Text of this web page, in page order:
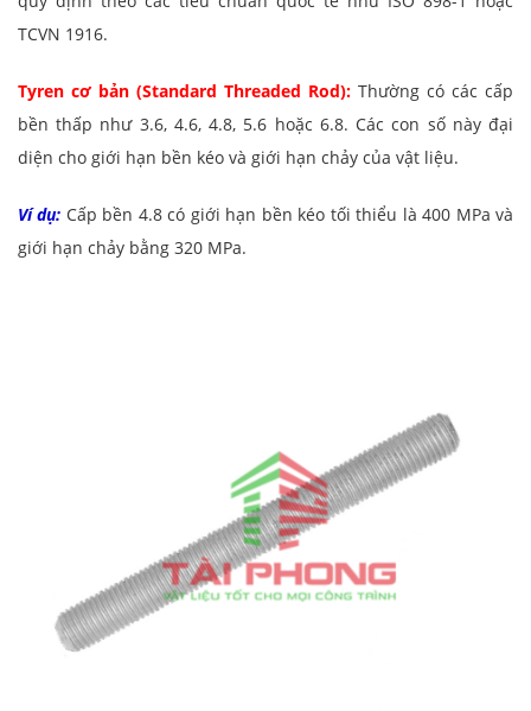
TCVN 1916.
Tyren cơ bản (Standard Threaded Rod): Thường có các cấp
bền thấp như 3.6, 4.6, 4.8, 5.6 hoặc 6.8. Các con số này đại
diện cho giới hạn bền kéo và giới hạn chảy của vật liệu.
Ví dụ: Cấp bền 4.8 có giới hạn bền kéo tối thiểu là 400 MPa và
giới hạn chảy bằng 320 MPa.